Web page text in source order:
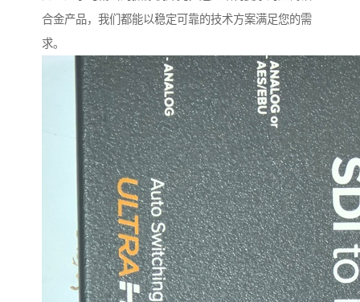
合金产品，我们都能以稳定可靠的技术方案满足您的需
求。